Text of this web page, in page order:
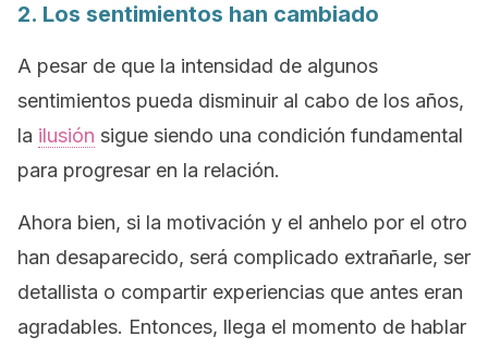
2. Los sentimientos han cambiado
A pesar de que la intensidad de algunos
sentimientos pueda disminuir al cabo de los años,
la ilusión sigue siendo una condición fundamental
para progresar en la relación.
Ahora bien, si la motivación y el anhelo por el otro
han desaparecido, será complicado extrañarle, ser
detallista o compartir experiencias que antes eran
agradables. Entonces, llega el momento de hablar